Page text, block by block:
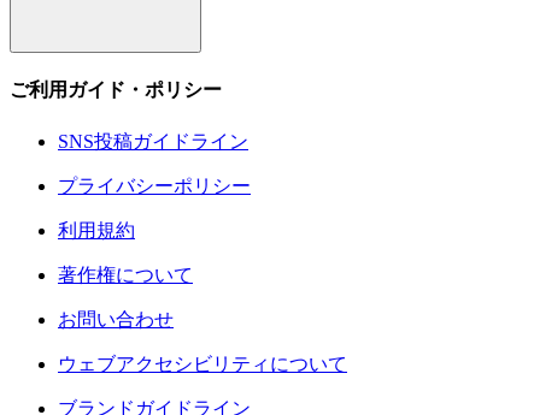
ご利用ガイド・ポリシー
SNS投稿ガイドライン
プライバシーポリシー
利用規約
著作権について
お問い合わせ
ウェブアクセシビリティについて
ブランドガイドライン